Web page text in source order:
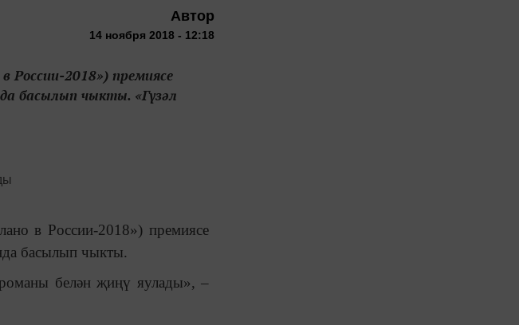
Автор
14 ноября 2018 - 12:18
России-2018») премиясе
басылып чыкты. «Гүзәл
в России-2018») премиясе
басылып чыкты.
белән җиңү яулады», –